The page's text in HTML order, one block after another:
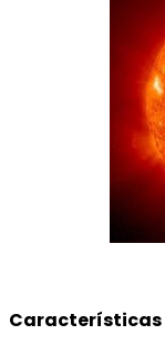
Características